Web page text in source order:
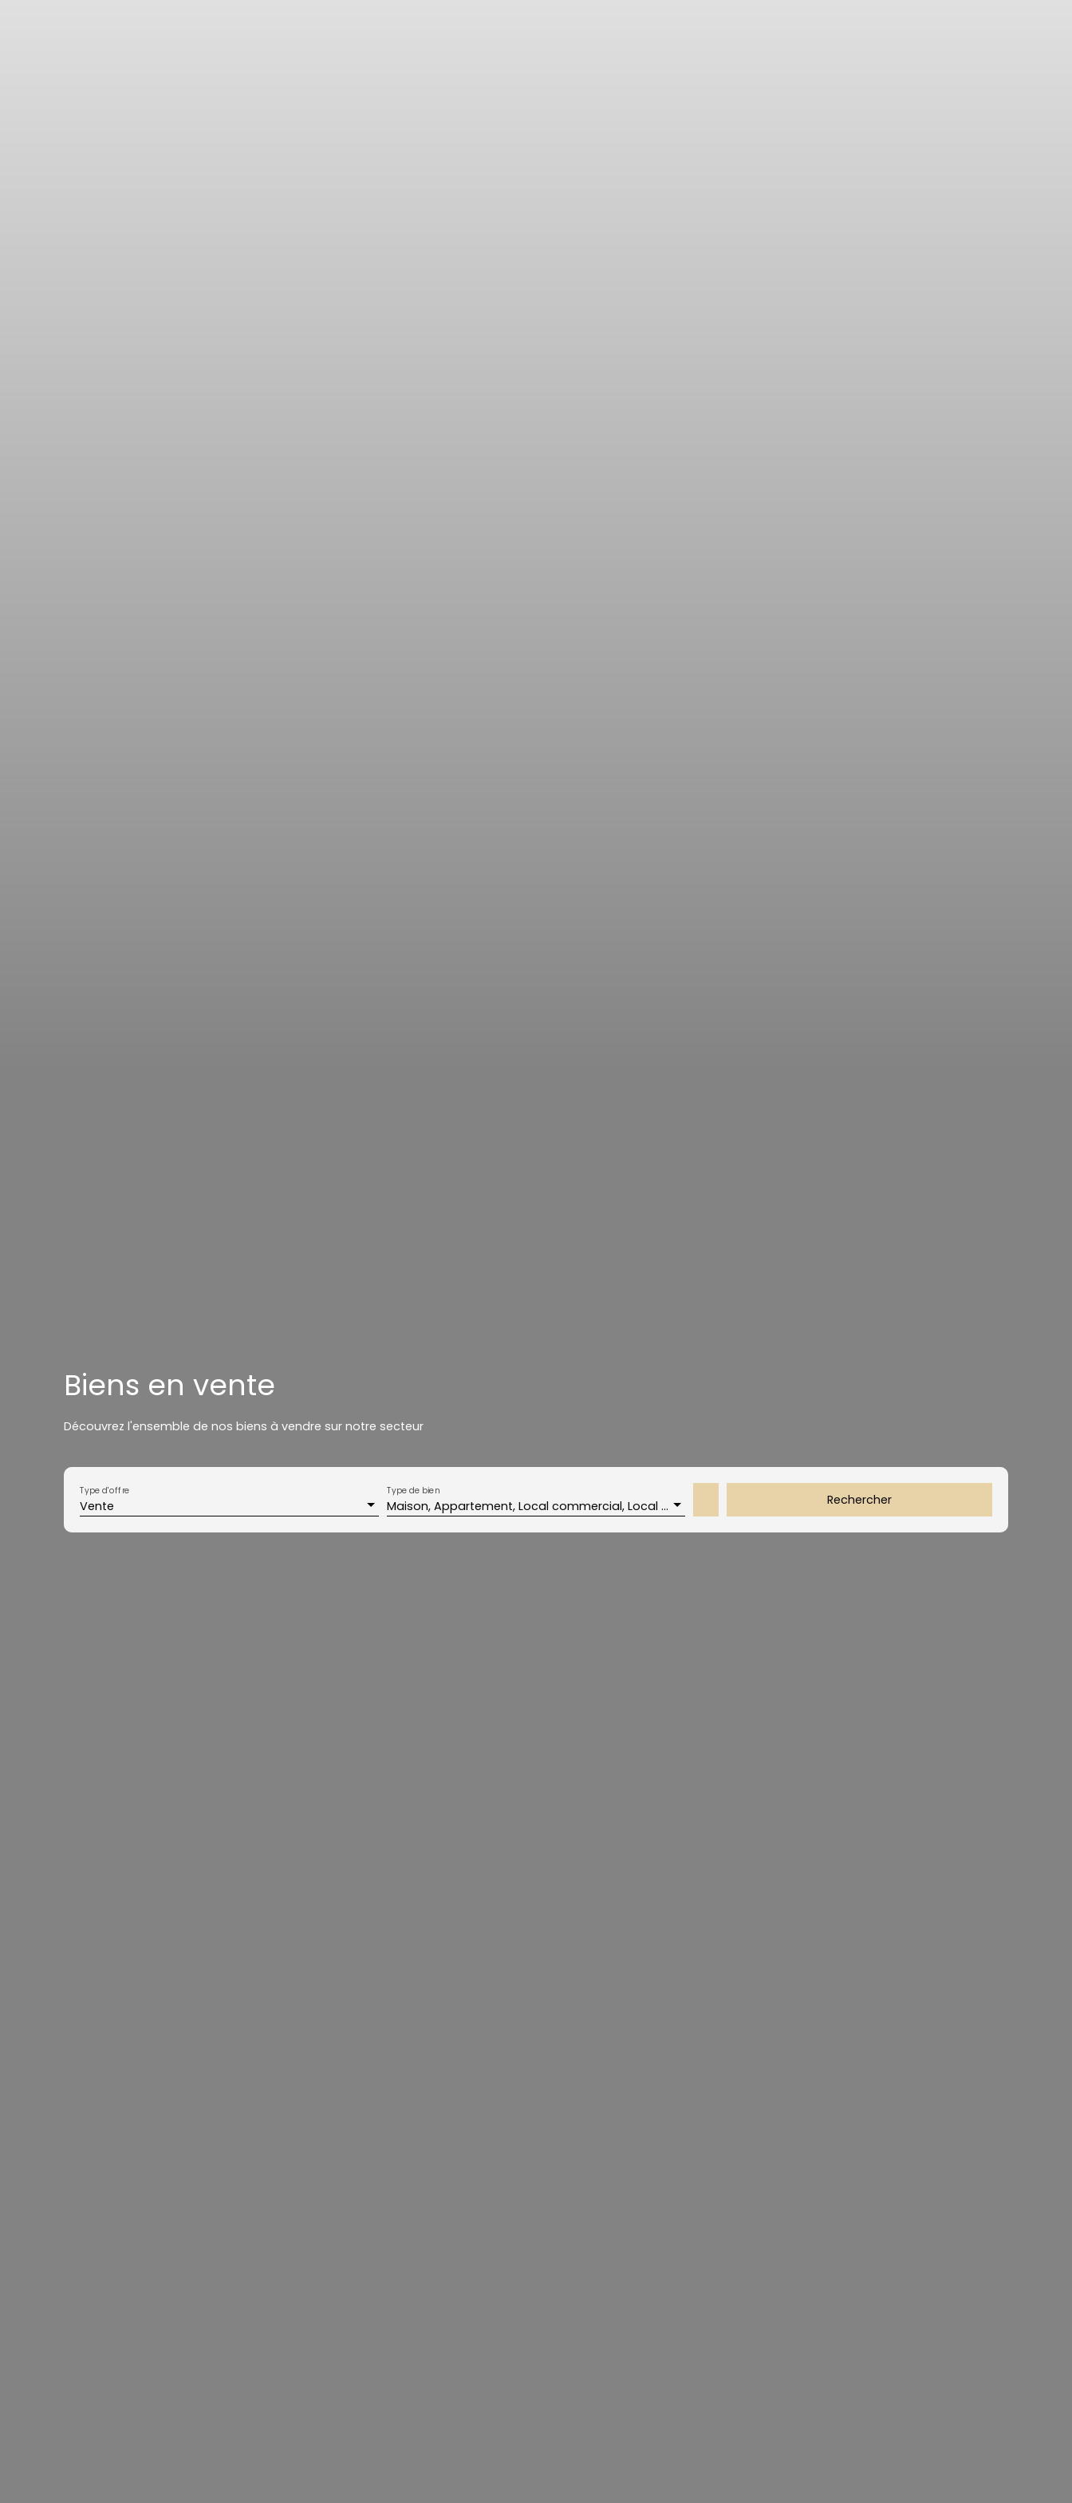
Biens en vente
Découvrez l'ensemble de nos biens à vendre sur notre secteur
Vente
Type d'offre
Maison, Appartement, Local commercial, Local professionnel, Immobilier Pro, Local industriel
Type de bien
Rechercher